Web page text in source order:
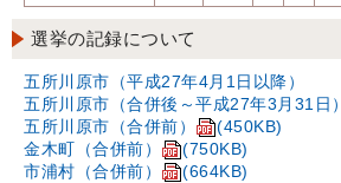
選挙の記録について
五所川原市（平成27年4月1日以降）
五所川原市（合併後～平成27年3月31日）
五所川原市（合併前）
(450KB)
金木町（合併前）
(750KB)
市浦村（合併前）
(664KB)